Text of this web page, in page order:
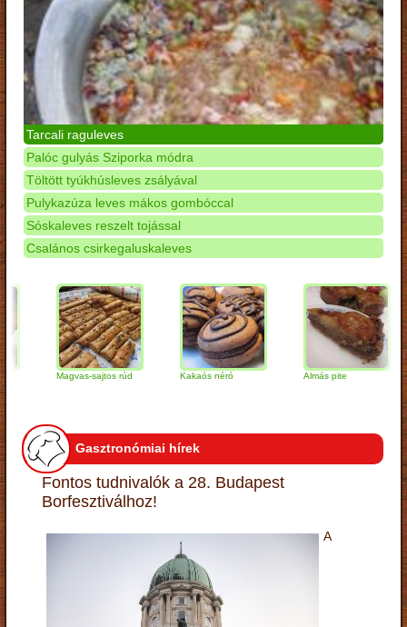
Tarcali raguleves
Palóc gulyás Sziporka módra
Töltött tyúkhúsleves zsályával
Pulykazúza leves mákos gombóccal
Sóskaleves reszelt tojással
Csalános csirkegaluskaleves
Magvas-sajtos rúd Kakaós néró Almás pite
Gasztronómiai hírek
Fontos tudnivalók a 28. Budapest
Borfesztiválhoz!
A